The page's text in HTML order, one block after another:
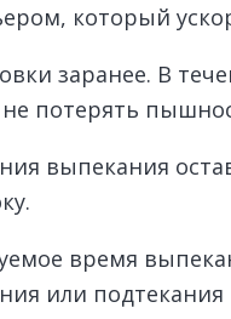
который
заранее. В
потерять
выпекания
время
или